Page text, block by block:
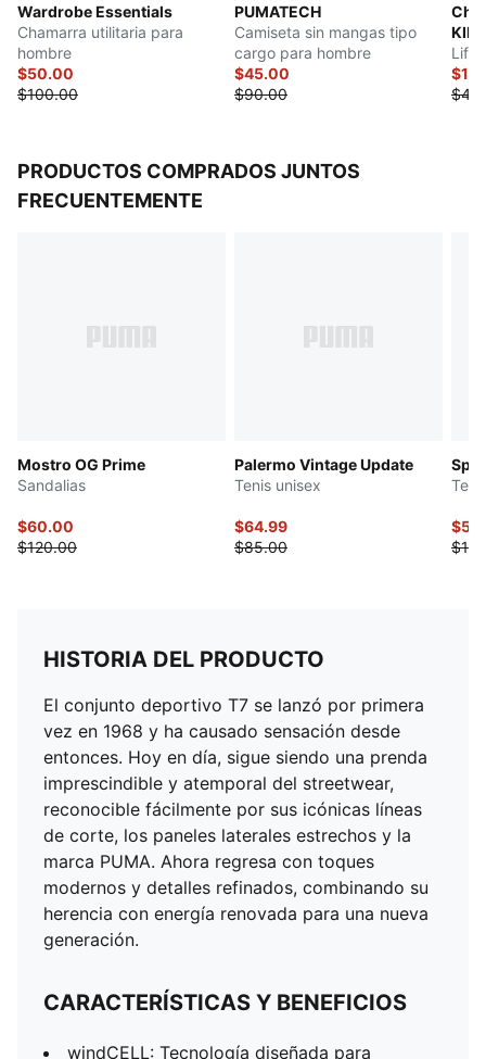
Largo: Chamarra estándar
Bajo y puños elásticos
Bolsillos: Bolsillos tipo cargo al frente
Tiras Signature PUMA T7 (7 cm)
Wardrobe Essentials
Chamarra utilitaria para
hombre
$50.00
$100.00
PUMATECH
Camiseta sin mangas tipo
cargo para hombre
$45.00
$90.00
PRODUCTOS COMPRADOS JUNTOS
FRECUENTEMENTE
Mostro OG Prime
Sandalias
$60.00
$120.00
Palermo Vintage Update
Tenis unisex
$64.99
$85.00
HISTORIA DEL PRODUCTO
El conjunto deportivo T7 se lanzó por primera
vez en 1968 y ha causado sensación desde
entonces. Hoy en día, sigue siendo una prenda
imprescindible y atemporal del streetwear,
reconocible fácilmente por sus icónicas líneas
de corte, los paneles laterales estrechos y la
marca PUMA. Ahora regresa con toques
modernos y detalles refinados, combinando su
herencia con energía renovada para una nueva
generación.
CARACTERÍSTICAS Y BENEFICIOS
windCELL: Tecnología diseñada para